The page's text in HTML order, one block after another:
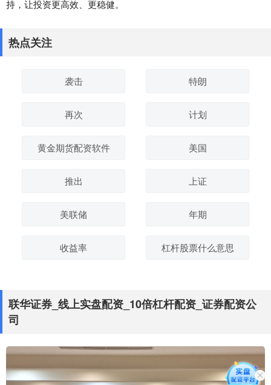
持，让投资更高效、更稳健。
热点关注
袭击 特朗
再次 计划
黄金期货配资软件 美国
推出 上证
美联储 年期
收益率 杠杆股票什么意思
联华证券_线上实盘配资_10倍杠杆配资_证券配资公
司